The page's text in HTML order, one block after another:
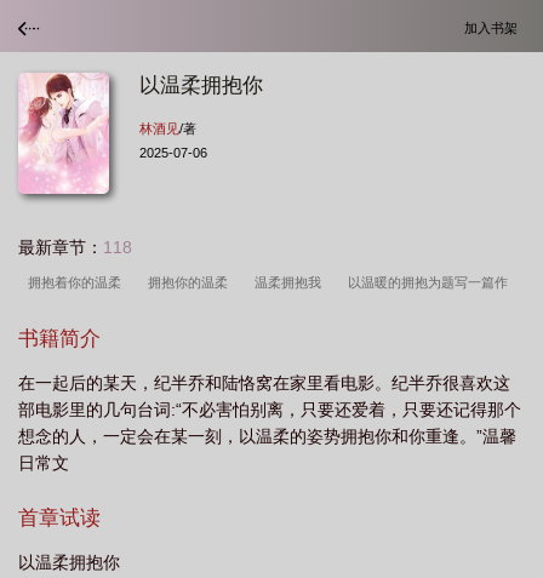
加入书架
以温柔拥抱你
林酒见/著
2025-07-06
最新章节： 118
拥抱着你的温柔 拥抱你的温柔 温柔拥抱我 以温暖的拥抱为题写一篇作
歌曲 拥抱的温柔
文 拥抱温柔是什么歌的歌词 以温柔拥抱你林酒见 温柔的拥抱你 我温柔
拥抱你 拥抱你的温柔网红歌曲 以温暖的拥抱为题写一段话 温柔 拥抱
书籍简介
在一起后的某天，纪半乔和陆恪窝在家里看电影。纪半乔很喜欢这
部电影里的几句台词:“不必害怕别离，只要还爱着，只要还记得那个
想念的人，一定会在某一刻，以温柔的姿势拥抱你和你重逢。”温馨
日常文
首章试读
以温柔拥抱你